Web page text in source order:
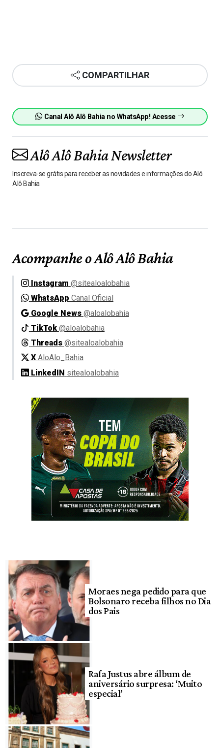
COMPARTILHAR
Canal Alô Alô Bahia no WhatsApp! Acesse
Alô Alô Bahia Newsletter
Inscreva-se grátis para receber as novidades e informações do Alô
Alô Bahia
Acompanhe o Alô Alô Bahia
Instagram @sitealoalobahia
WhatsApp Canal Oficial
Google News @aloalobahia
TikTok @aloalobahia
Threads @sitealoalobahia
X AloAlo_Bahia
LinkedIN sitealoalobahia
Moraes nega pedido para que
Bolsonaro receba filhos no Dia
dos Pais
Rafa Justus abre álbum de
aniversário surpresa: ‘Muito
especial’